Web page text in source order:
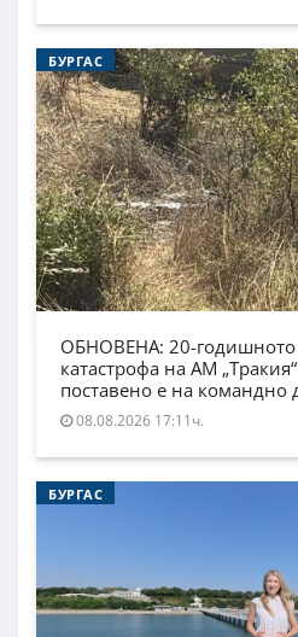
БУРГАС
ОБНОВЕНА: 20-годишното
катастрофа на АМ
поставено е на командно
08.08.2026 17:11ч.
БУРГАС